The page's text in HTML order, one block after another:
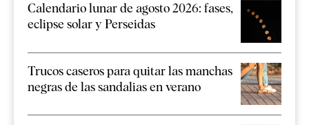
Calendario lunar de agosto 2026: fases,
eclipse solar y Perseidas
Trucos caseros para quitar las manchas
negras de las sandalias en verano